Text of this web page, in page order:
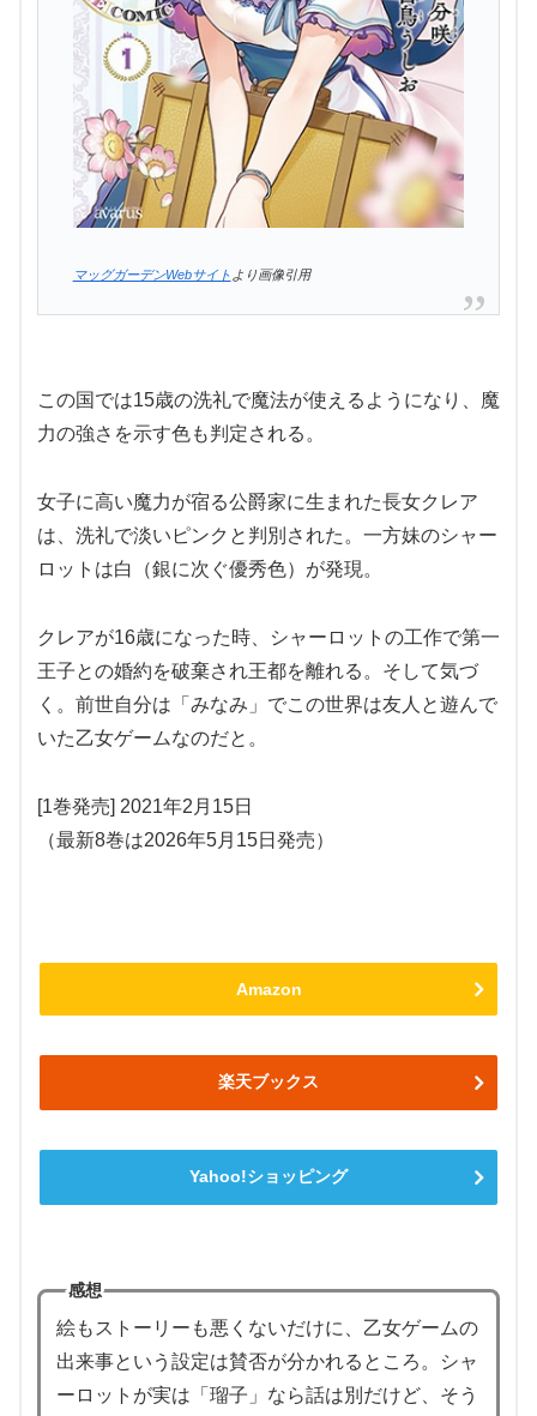
マッグガーデンWebサイト より画像引用
この国では15歳の洗礼で魔法が使えるようになり、魔
力の強さを示す色も判定される。
女子に高い魔力が宿る公爵家に生まれた長女クレア
は、洗礼で淡いピンクと判別された。一方妹のシャー
ロットは白（銀に次ぐ優秀色）が発現。
クレアが16歳になった時、シャーロットの工作で第一
王子との婚約を破棄され王都を離れる。そして気づ
く。前世自分は「みなみ」でこの世界は友人と遊んで
いた乙女ゲームなのだと。
[1巻発売] 2021年2月15日
（最新8巻は2026年5月15日発売）
Amazon
楽天ブックス
Yahoo!ショッピング
感想
絵もストーリーも悪くないだけに、乙女ゲームの
出来事という設定は賛否が分かれるところ。シャ
ーロットが実は「瑠子」なら話は別だけど、そう